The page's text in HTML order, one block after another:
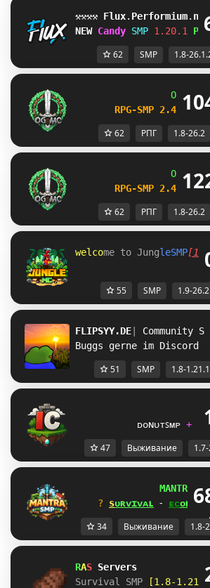
⚒⚒⚒⚒ Flux. Performium.
NEW Candy SMP 1.20.1
62 SMP 1.8-
OG -
RPG-SMP 2.4
─
62 РПГ 1.8-26.2
OG -
RPG-SMP 2.4
─
62 РПГ 1.8-26.2
wel come to Jungl eSMP[1 9
55 SMP 1.9-26.2
FLIPSYY.DE Community
Buggs gerne im Discord
51 SMP 1.8-
ᴅᴏɴᴜᴛꜱᴍᴘ +
47 Выживание
MANTR A SM
? sᴜʀᴠɪᴠᴀʟ ⁃ ᴇᴄᴏɴ ᴏᴍʏ
34 Выживание 1.8-
RAS Servers
Survival SMP
[1.8-1.21]